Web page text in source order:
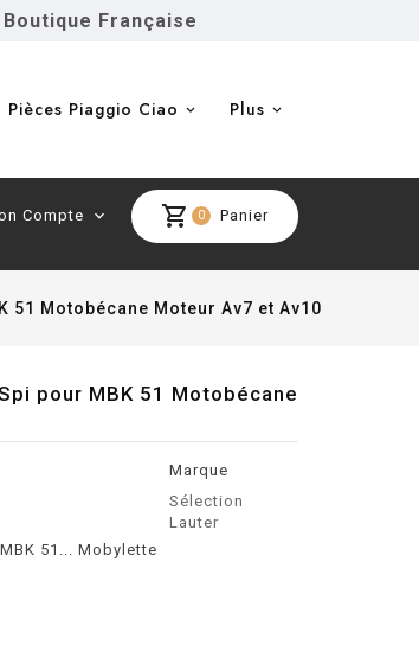
Française
Pièces Piaggio Ciao Plus
shopping_cart 0 Panier
Compte expand_more
Motobécane Moteur Av7 et Av10
pour MBK 51 Motobécane
Marque
Sélection
Lauter
51... Mobylette